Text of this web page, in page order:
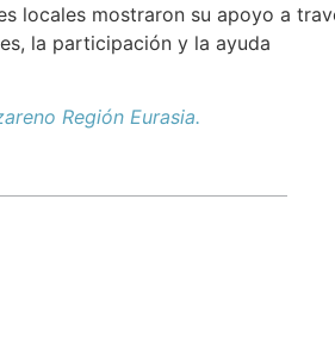
locales mostraron su apoyo a
la participación y la ayuda
Región Eurasia.